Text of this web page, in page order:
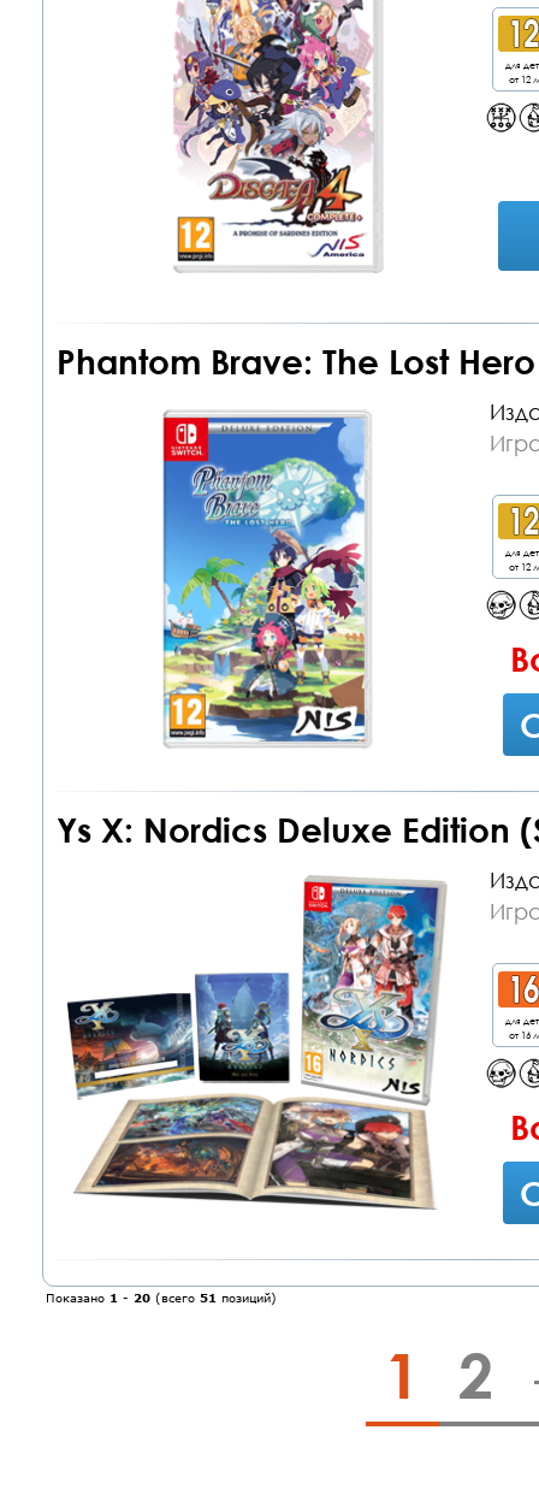
для
от 12
Phantom Brave: The Lost
для
от 12
Ys X: Nordics Deluxe Edition
для
от 16
Показано 1 - 20 (всего 51 позиций)
1 2